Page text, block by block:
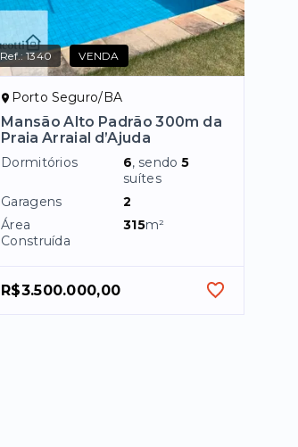
Ref.:1340 VENDA
Porto Seguro/BA
Mansão Alto Padrão 300m da
Praia Arraial d’Ajuda
Dormitórios 6, sendo5
suítes
Garagens
2
Área
Construída
315m²
R$3.500.000,00